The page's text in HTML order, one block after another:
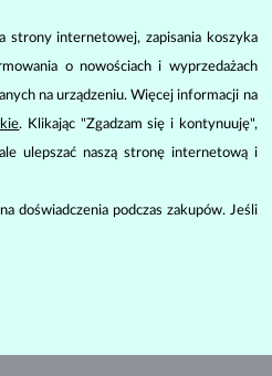
Wykonujemy biżuterię z
dołączamy Certyfikat
CERTYFIKATY
Należą do rodziny beryli i
szmaragd tworzy
nich typowa, dzięki czemu żaden
naturalnego pochodzenia jest
strony internetowej, zapisania koszyka
o nowościach i wyprzedażach
na urządzeniu. Więcej informacji na
. Klikając "Zgadzam się i kontynuuję",
ulepszać naszą stronę internetową i
doświadczenia podczas zakupów. Jeśli